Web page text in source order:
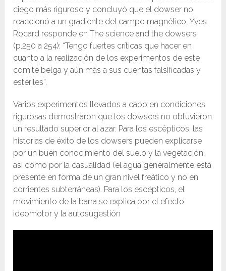
ciego más riguroso y concluyó que el dowser no
reaccionó a un gradiente del campo magnético. Yves
Rocard responde en The science and the dowsers
(p.250 a 254): “Tengo fuertes críticas que hacer en
cuanto a la realización de los experimentos de este
comité belga y aún más a sus cuentas falsificadas y
estériles”.
Varios experimentos llevados a cabo en condiciones
rigurosas demostraron que los dowsers no obtuvieron
un resultado superior al azar. Para los escépticos, las
historias de éxito de los dowsers pueden explicarse
por un buen conocimiento del suelo y la vegetación,
así como por la casualidad (el agua generalmente está
presente en forma de un gran nivel freático y no en
corrientes subterráneas). Para los escépticos, el
movimiento de la barra se explica por el efecto
ideomotor y la autosugestión